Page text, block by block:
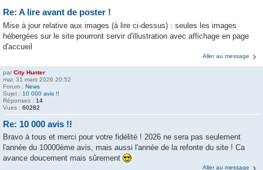
Re: A lire avant de poster !
Mise à jour relative aux images (à lire ci-dessus) : seules les images
hébergées sur le site pourront servir d'illustration avec affichage en page
d'accueil
Aller au message
par City Hunter
mar. 31 mars 2026 20:52
Forum : News
Sujet : 10 000 avis !!
Réponses : 14
Vues : 60282
Re: 10 000 avis !!
Bravo à tous et merci pour votre fidélité ! 2026 ne sera pas seulement
l'année du 10000ème avis, mais aussi l'année de la refonte du site ! Ca
avance doucement mais sûrement
Aller au message